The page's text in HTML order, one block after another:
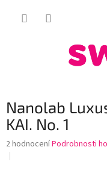
Nanolab
KAI. No. 1
Průměrné
hodnocení
2 hodnoceníPodrobnosti